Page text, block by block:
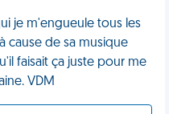
je m'engueule tous les
cause de sa musique
faisait ça juste pour me
VDM